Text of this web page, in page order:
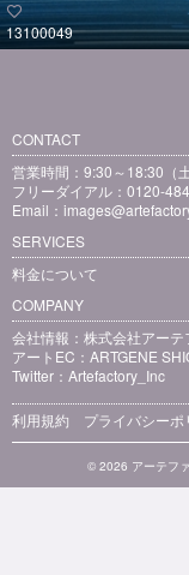
13100049
CONTACT
営業時間：9:30～18:30（
フリーダイアル：0120-
Email：
SERVICES
料金について
COMPANY
会社情報： 株式会社アーテ
アートEC： ARTGENE
Twitter： Artefactory_Inc
利用規約 プライバシーポ
© 2026 アーテフ